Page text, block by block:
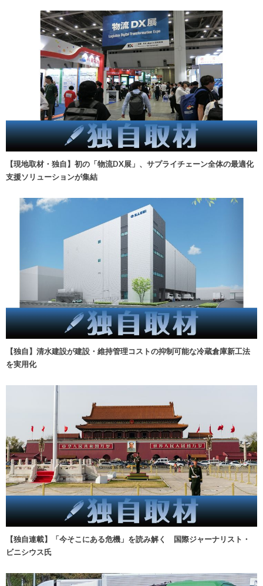
【現地取材・独自】初の「物流DX展」、サプライチェーン全体の最適化
支援ソリューションが集結
【独自】清水建設が建設・維持管理コストの抑制可能な冷蔵倉庫新工法
を実用化
【独自連載】「今そこにある危機」を読み解く 国際ジャーナリスト・
ビニシウス氏